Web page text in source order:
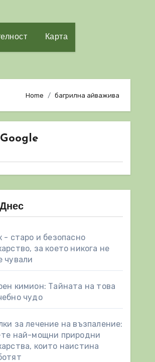
Карта
Home багрилна айважива
- старо и безопасно
за което никога не
чували
кимион: Тайната на това
чудо
за лечение на възпаление:
най-мощни природни
които наистина